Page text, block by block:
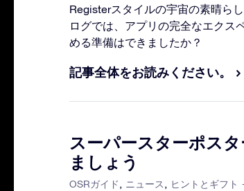
Registerスタイルの宇宙の素晴ら
ログでは、アプリの完全なエクス
める準備はできましたか？
記事全体をお読みください。
スーパースターポス
ましょう
OSRガイド ニュース ヒントとギフト